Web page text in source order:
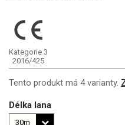
Kategorie 3
2016/425
Tento produkt má 4 varianty.
Délka lana